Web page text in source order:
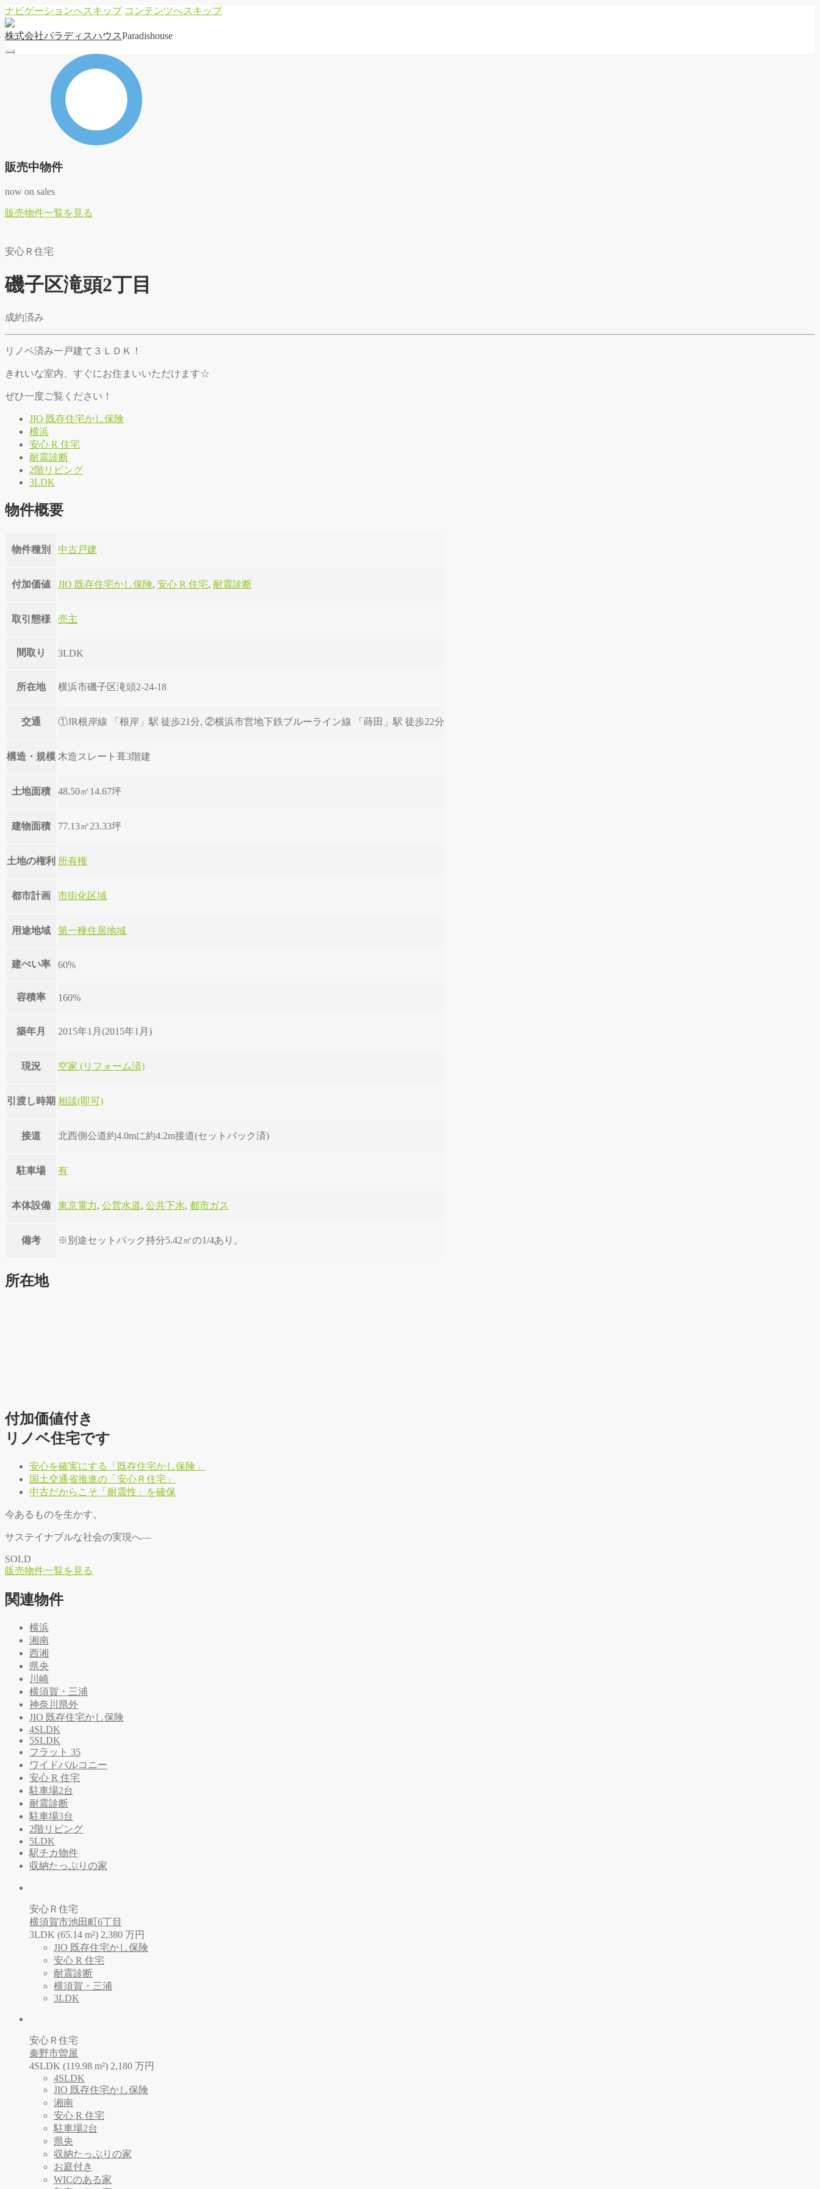
ナビゲーションへスキップ コンテンツへスキップ
株式会社パラディ スハウ スParadishouse
販売中物件
now on sales
販売物件一覧を 見る
安心Ｒ住宅
磯子区滝頭2丁目
成約済み
リノベ済み一戸建て３ＬＤＫ！
きれいな室内、すぐにお住まいいただけます☆
ぜひ一度ご覧ください！
JIO 既存住宅かし保険
横浜
安心 R 住宅
耐震診断
2階リビング
3LDK
物件概要
物件種別 中古戸建
付加価値 JIO 既存住宅かし保険, 安心 R 住宅, 耐震診断
取引態様 売主
間取り 3LDK
所在地 横浜市磯子区滝頭2-24-18
交通 ①JR根岸線 「根岸」駅 徒歩21分, ②横浜市営地下鉄ブルーライン線 「蒔田」駅 徒歩22分
構造・規模 木造スレート葺3階建
土地面積 48.50㎡14.67坪
建物面積 77.13㎡23.33坪
土地の権利 所有権
都市計画 市街化区域
用途地域 第一種住居地域
建ぺい率 60%
容積率 160%
築年月 2015年1月(2015年1月)
現況 空家 (リフォーム済)
引渡し時期 相談(即可)
接道 北西側公道約4.0mに約4.2m接道(セットバック済)
駐車場 有
本体設備 東京電力, 公営水道, 公共下水, 都市ガス
備考 ※別途セットバック持分5.42㎡の1/4あり。
所在地
付加価値付き
リノベ住宅です
安心を確実にする「既存住宅かし保険」
国土交通省推進の「安心Ｒ住宅」
中古だからこそ「耐震性」を確保
今あるものを生かす。
サステイナブルな社会の実現へ―
SOLD
販売物件一覧を 見る
関連物件
横浜
湘南
西湘
県央
川崎
横須賀・三浦
神奈川県外
JIO 既存住宅かし保険
4SLDK
5SLDK
フラット 35
ワイドバルコニー
安心 R 住宅
駐車場2台
耐震診断
駐車場3台
2階リビング
5LDK
駅チカ物件
収納たっぷりの家
安心Ｒ住宅
横須賀市池田町6丁目
3LDK (65.14 m²) 2,380 万円
JIO 既存住宅かし保険
安心 R 住宅
耐震診断
横須賀・三浦
3LDK
安心Ｒ住宅
秦野市曽屋
4SLDK (119.98 m²) 2,180 万円
4SLDK
JIO 既存住宅かし保険
湘南
安心 R 住宅
駐車場2台
県央
収納たっぷりの家
お庭付き
WICのある家